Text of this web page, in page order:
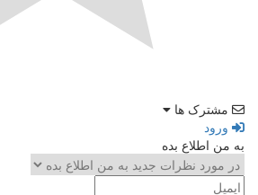
مشترک ها
ورود
به من اطلاع بده